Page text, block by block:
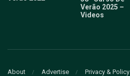
Verão 2025 –
Videos
About Advertise Privacy & Policy